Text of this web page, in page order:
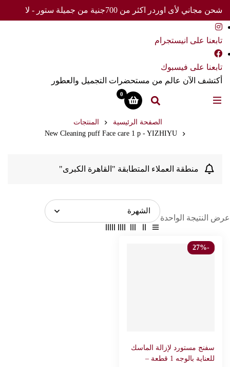
شحن مجاني لأى اوردر اكثر من 700جنية من جميلة ستور - لا
تفوت العرض
تابعنا على انيستجرام
تابعنا على فيسبوك
أكتشف الآن عالم من مستحضرات التجميل والعطور
0
الصفحة الرئيسية
المنتجات
New Cleaning puff Face care 1 p - YIZHIYU
منطقة العملاء المتطابقة "القاهرة الكبرى"
عرض النتيجة الواحدة
-27%
سفنج مستورد لإزالة الماسك
للعناية بالوجه 1 قطعة –